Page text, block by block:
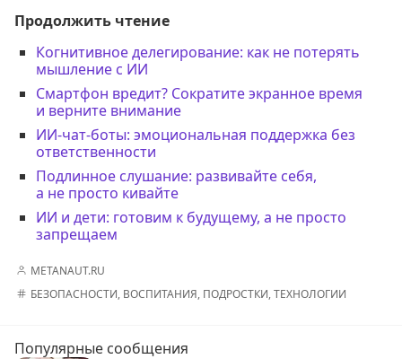
Продолжить чтение
Когнитивное делегирование: как не потерять
мышление с ИИ
Смартфон вредит? Сократите экранное время
и верните внимание
ИИ-чат-боты: эмоциональная поддержка без
ответственности
Подлинное слушание: развивайте себя,
а не просто кивайте
ИИ и дети: готовим к будущему, а не просто
запрещаем
METANAUT.RU
БЕЗОПАСНОСТИ, ВОСПИТАНИЯ, ПОДРОСТКИ,ТЕХНОЛОГИИ
Популярные сообщения